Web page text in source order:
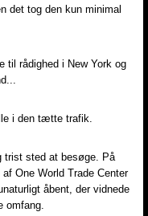
det tog den kun minimal
til rådighed i New York og
i den tætte trafik.
trist sted at besøge. På
One World Trade Center
åbent, der vidnede
omfang.